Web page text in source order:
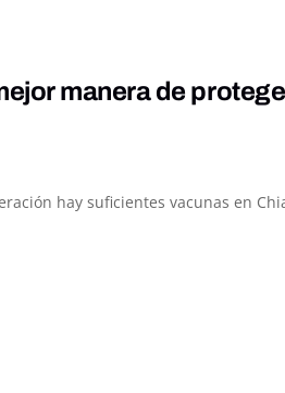
manera de
hay suficientes vacunas en